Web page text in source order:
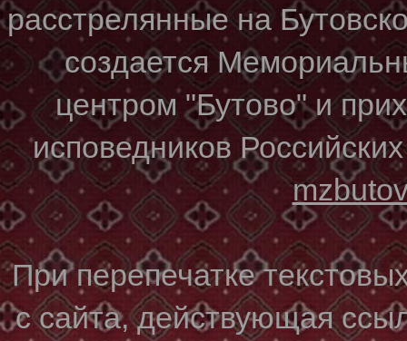
расстрелянные на
создается
центром "Бутово" и
исповедников
При перепечатке
с сайта, действующая